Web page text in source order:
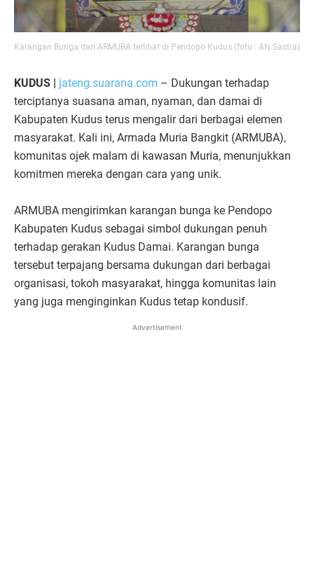
Karangan Bunga dari ARMUBA terlihat di Pendopo Kudus (foto : AN.Sastra)
KUDUS | jateng.suarana.com – Dukungan terhadap
terciptanya suasana aman, nyaman, dan damai di
Kabupaten Kudus terus mengalir dari berbagai elemen
masyarakat. Kali ini, Armada Muria Bangkit (ARMUBA),
komunitas ojek malam di kawasan Muria, menunjukkan
komitmen mereka dengan cara yang unik.
ARMUBA mengirimkan karangan bunga ke Pendopo
Kabupaten Kudus sebagai simbol dukungan penuh
terhadap gerakan Kudus Damai. Karangan bunga
tersebut terpajang bersama dukungan dari berbagai
organisasi, tokoh masyarakat, hingga komunitas lain
yang juga menginginkan Kudus tetap kondusif.
Advertisement